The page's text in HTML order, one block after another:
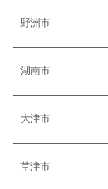
野洲市
湖南市
大津市
草津市